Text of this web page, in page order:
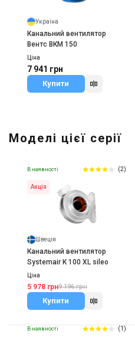
Україна
Канальний вентилятор
Вентс ВКМ 150
Ціна
7 941 грн
Купити
Моделі цієї серії
В наявності (2)
Акція
Швеція
Канальний вентилятор
Systemair K 100 XL sileo
Ціна
5 978 грн9 196 грн
Купити
В наявності (1)